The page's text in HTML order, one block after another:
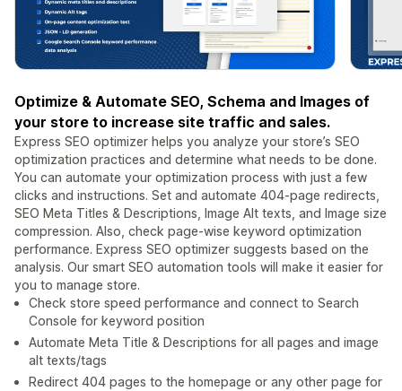
Optimize & Automate SEO, Schema and Images of
your store to increase site traffic and sales.
Express SEO optimizer helps you analyze your store’s SEO
optimization practices and determine what needs to be done.
You can automate your optimization process with just a few
clicks and instructions. Set and automate 404-page redirects,
SEO Meta Titles & Descriptions, Image Alt texts, and Image size
compression. Also, check page-wise keyword optimization
performance. Express SEO optimizer suggests based on the
analysis. Our smart SEO automation tools will make it easier for
you to manage store.
Check store speed performance and connect to Search
Console for keyword position
Automate Meta Title & Descriptions for all pages and image
alt texts/tags
Redirect 404 pages to the homepage or any other page for